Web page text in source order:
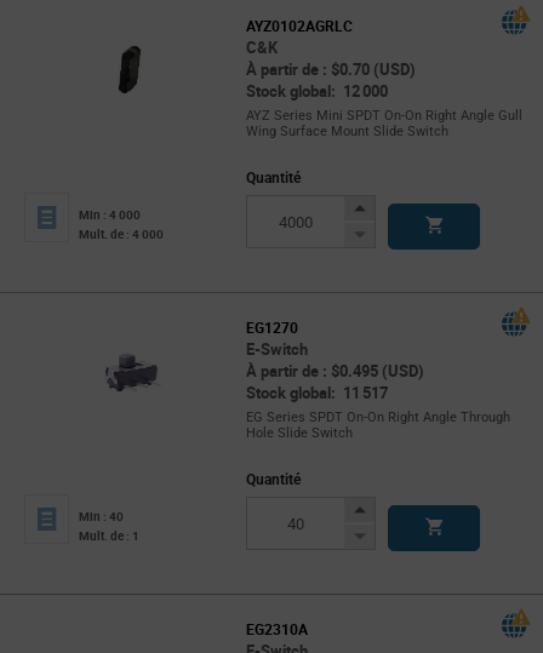
AYZ0102AGRLC
C&K
À partir de : $0.70 (USD)
Stock global: 12 000
AYZ Series Mini SPDT On-On Right Angle Gull
Wing Surface Mount Slide Switch
Min : 4 000
Mult. de : 4 000
Quantité
Increase
Decrease
EG1270
E-Switch
À partir de : $0.495 (USD)
Stock global: 11 517
EG Series SPDT On-On Right Angle Through
Hole Slide Switch
Min : 40
Mult. de : 1
Quantité
Increase
Decrease
EG2310A